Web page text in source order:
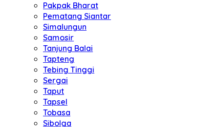
Pakpak Bharat
Pematang Siantar
Simalungun
Samosir
Tanjung Balai
Tapteng
Tebing Tinggi
Sergai
Taput
Tapsel
Tobasa
Sibolga